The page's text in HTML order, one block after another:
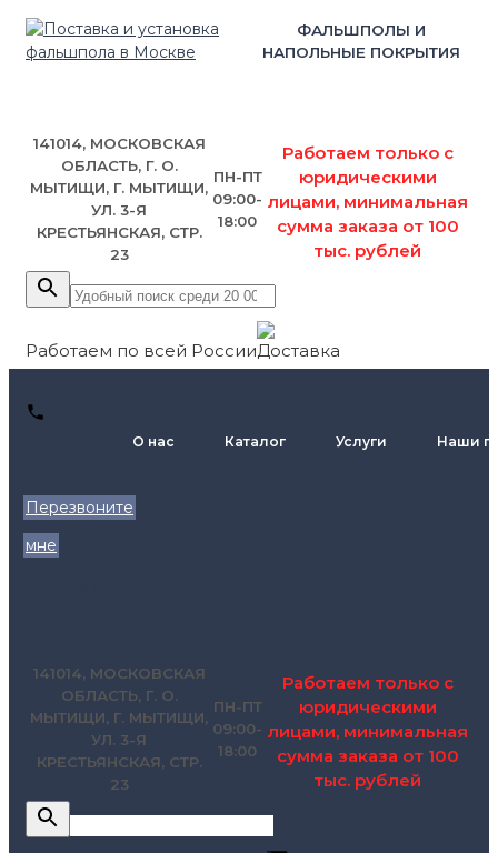
ФАЛЬШПОЛЫ И
НАПОЛЬНЫЕ ПОКРЫТИЯ
141014, МОСКОВСКАЯ
ОБЛАСТЬ, Г. О.
МЫТИЩИ, Г. МЫТИЩИ,
УЛ. 3-Я
КРЕСТЬЯНСКАЯ, СТР.
23
ПН-ПТ
09:00-
18:00
Работаем только с
юридическими
лицами, минимальная
сумма заказа от 100
тыс. рублей
Работаем по всей России
Перезвоните
мне
О нас Каталог Услуги Наши
141014, МОСКОВСКАЯ
ОБЛАСТЬ, Г. О.
МЫТИЩИ, Г. МЫТИЩИ,
УЛ. 3-Я
КРЕСТЬЯНСКАЯ, СТР.
23
ПН-ПТ
09:00-
18:00
Работаем только с
юридическими
лицами, минимальная
сумма заказа от 100
тыс. рублей